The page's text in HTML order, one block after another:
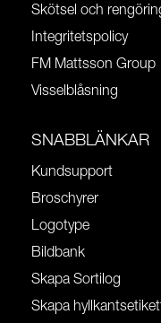
Skötsel och
Integritetspolicy
FM Mattsson Group
Visselblåsning
SNABBLÄNKAR
Kundsupport
Broschyrer
Logotype
Bildbank
Skapa Sortilog
Skapa